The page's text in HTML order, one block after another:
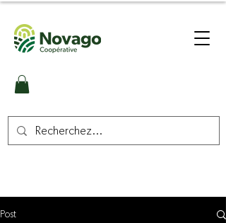
Post